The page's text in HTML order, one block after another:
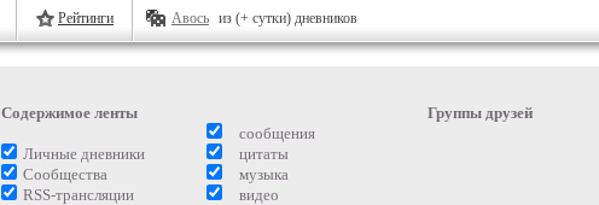
Рейтинги Авось из (+ сутки) дневников
Содержимое ленты
Личные дневники
Сообщества
RSS-трансляции
сообщения
цитаты
музыка
видео
Группы друзей